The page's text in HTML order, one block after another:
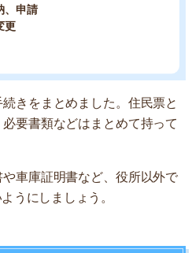
、申請
更
きをまとめました。住民票と
要書類などはまとめて持って
車庫証明書など、役所以外で
うにしましょう。